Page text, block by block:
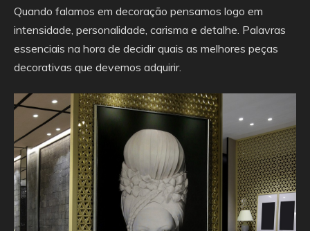
Quando falamos em decoração pensamos logo em
intensidade, personalidade, carisma e detalhe. Palavras
essenciais na hora de decidir quais as melhores peças
decorativas que devemos adquirir.